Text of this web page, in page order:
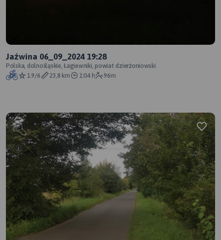
Jaźwina 06_09_2024 19:28
Polska, dolnośląskie, Łagiewniki, powiat dzierżoniowski
1.9/6
23,8 km 1:04 h 96m